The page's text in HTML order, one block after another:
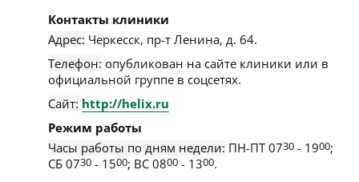
Контакты клиники
Адрес: Черкесск, пр-т Ленина, д. 64.
Телефон: опубликован на сайте клиники или в
официальной группе в соцсетях.
Сайт: http://helix.ru
Режим работы
Часы работы по дням недели: ПН-ПТ 0730 - 1900;
СБ 0730 - 1500; ВС 0800 - 1300.